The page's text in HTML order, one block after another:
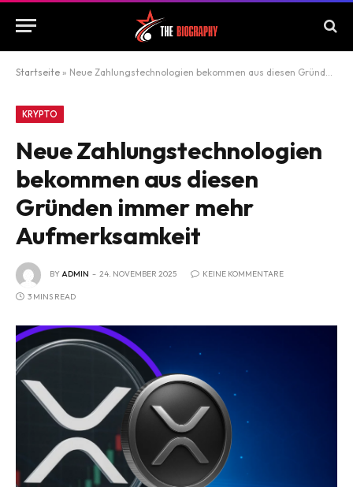
Startseite » Neue Zahlungstechnologien bekommen aus diesen Gründen immer mehr Aufmerksamkeit
KRYPTO
Neue Zahlungstechnologien
bekommen aus diesen
Gründen immer mehr
Aufmerksamkeit
BYADMIN 24. NOVEMBER 2025 KEINE KOMMENTARE
3 MINS READ